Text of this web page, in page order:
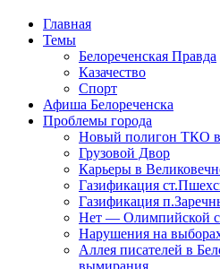
Главная
Темы
Белореченская Правда
Казачество
Спорт
Афиша Белореченска
Проблемы города
Новый полигон ТКО в
Грузовой Двор
Карьеры в
Газификация
Газификация
Нет — Олимпийской
Нарушения на
Аллея писателей в
вымирания